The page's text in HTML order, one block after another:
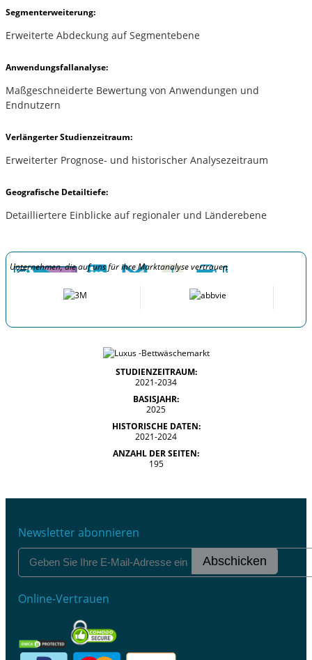
Segmenterweiterung:
Erweiterte Abdeckung auf Segmentebene
Anwendungsfallanalyse:
Maßgeschneiderte Bewertung von Anwendungen und
Endnutzern
Verlängerter Studienzeitraum:
Erweiterter Prognose- und historischer Analysezeitraum
Geografische Detailtiefe:
Detailliertere Einblicke auf regionaler und Länderebene
Unternehmen, die auf uns für ihre Marktanalyse vertrauen
STUDIENZEITRAUM:
2021-2034
BASISJAHR:
2025
HISTORISCHE DATEN:
2021-2024
ANZAHL DER SEITEN:
195
Newsletter abonnieren
Abschicken
Online-Vertrauen